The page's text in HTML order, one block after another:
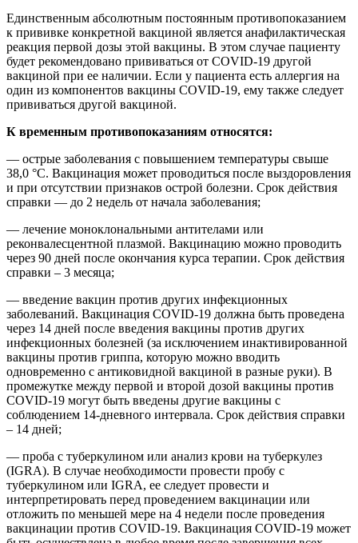
Единственным абсолютным постоянным противопоказанием
к прививке конкретной вакциной является анафилактическая
реакция первой дозы этой вакцины. В этом случае пациенту
будет рекомендовано прививаться от COVID-19 другой
вакциной при ее наличии. Если у пациента есть аллергия на
один из компонентов вакцины COVID-19, ему также следует
прививаться другой вакциной.
К временным противопоказаниям относятся:
— острые заболевания с повышением температуры свыше
38,0 °C. Вакцинация может проводиться после выздоровления
и при отсутствии признаков острой болезни. Срок действия
справки — до 2 недель от начала заболевания;
— лечение моноклональными антителами или
реконвалесцентной плазмой. Вакцинацию можно проводить
через 90 дней после окончания курса терапии. Срок действия
справки – 3 месяца;
— введение вакцин против других инфекционных
заболеваний. Вакцинация COVID-19 должна быть проведена
через 14 дней после введения вакцины против других
инфекционных болезней (за исключением инактивированной
вакцины против гриппа, которую можно вводить
одновременно с антиковидной вакциной в разные руки). В
промежутке между первой и второй дозой вакцины против
COVID-19 могут быть введены другие вакцины с
соблюдением 14-дневного интервала. Срок действия справки
– 14 дней;
— проба с туберкулином или анализ крови на туберкулез
(IGRA). В случае необходимости провести пробу с
туберкулином или IGRA, ее следует провести и
интерпретировать перед проведением вакцинации или
отложить по меньшей мере на 4 недели после проведения
вакцинации против COVID-19. Вакцинация COVID-19 может